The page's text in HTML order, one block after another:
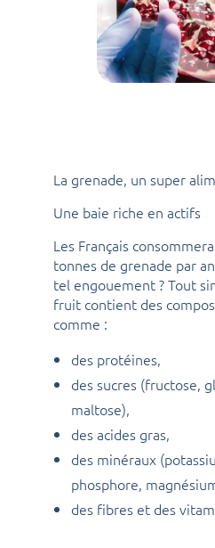
La grenade, un super
Une baie riche en actifs
Les Français
tonnes de grenade par
tel engouement ? Tout
fruit contient des
comme :
des protéines,
des sucres (fructose,
maltose),
des acides gras,
des minéraux
phosphore,
des fibres et des